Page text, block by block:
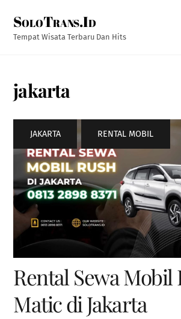
content
SoloTrans.Id
Tempat Wisata Terbaru Dan Hits
jakarta
Rental Sewa Mobil
Matic di Jakarta
JAKARTA , RENTAL MOBIL